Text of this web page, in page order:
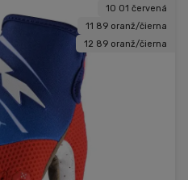
10 01 červená
11 89 oranž/čierna
12 89 oranž/čierna